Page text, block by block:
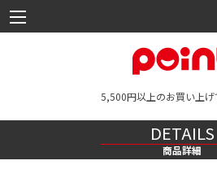
5,500円以上のお買い上
DETAILS
商品詳細